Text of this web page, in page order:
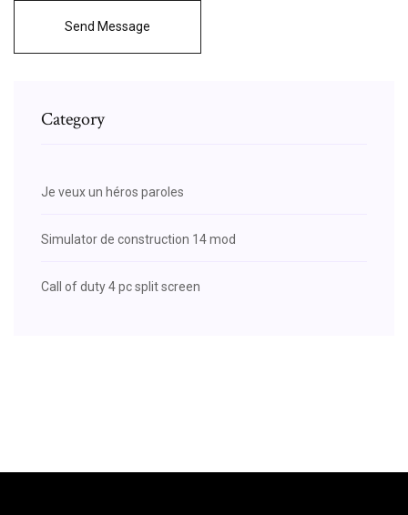
Send Message
Category
Je veux un héros paroles
Simulator de construction 14 mod
Call of duty 4 pc split screen